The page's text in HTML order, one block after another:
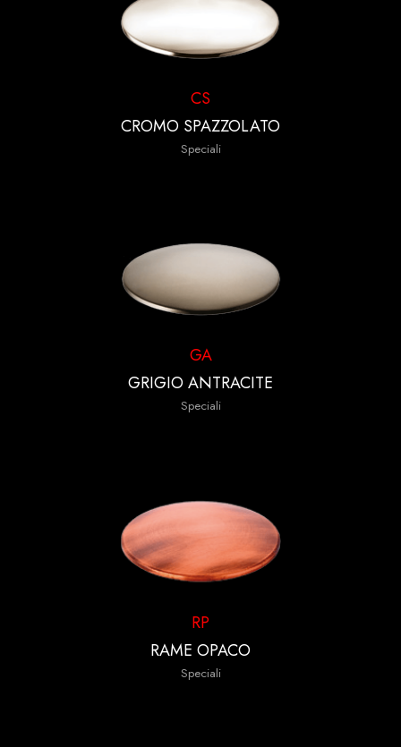
CS
CROMO SPAZZOLATO
Speciali
GA
GRIGIO ANTRACITE
Speciali
RP
RAME OPACO
Speciali